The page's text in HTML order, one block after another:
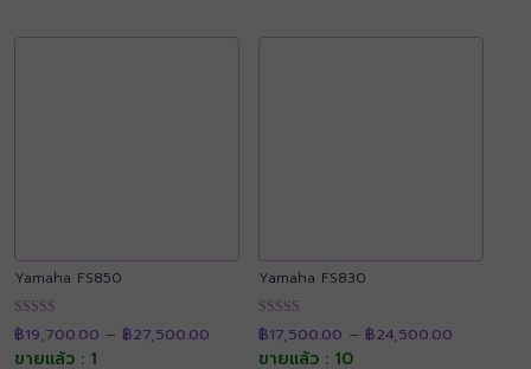
Yamaha FS850
ให้คะแนน
4.91
ตั้งแต่ 1-5
฿19,700.00 – ฿27,500.00
฿19,700.00
ขายแล้ว : 1
Yamaha FS830
ให้คะแนน
4.92
ตั้งแต่ 1-5
฿17,500.00 – ฿24,500.00range:
ขายแล้ว : 10